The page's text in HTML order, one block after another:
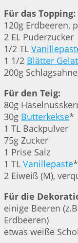
Für das Topping:
120g Erdbeeren,
2 EL Puderzucker
1/2 TL
1 1/2 Blätter
200g Schlagsahne
Für den Teig:
80g
30g Butterkekse*
1 TL Backpulver
75g Zucker
1 Prise Salz
1 TL Vanillepaste*
2 Eiweiß (M),
Für die
einige Beeren
Erdbeeren)
etwas weiße